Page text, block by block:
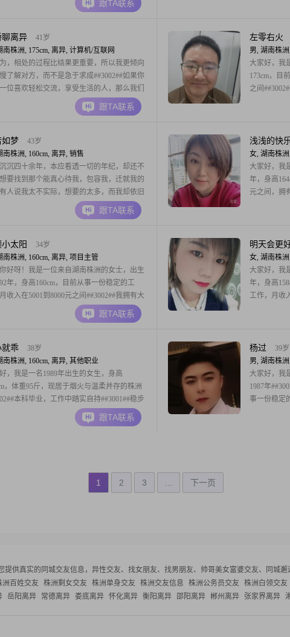
，给予他们支持和鼓励##3002##我开朗爱笑，
我独立
跟TA联系
性格外向
态度##3002#
聊离异
41岁
南株洲, 175cm, 离异, 计算机/互联网
，相处的过程比结果更重要，所以我更倾向
了解对方，而不是急于求成##3002##如果你
位喜欢轻松交流，享受生活的人，那么我们
会有很多共同话题##3002##希望在这里，我能
那个能和我一起分享生活点滴，共同进步的人
跟TA联系
左零右火
男, 湖南株
大家好，我
173cm，目
之间
稳重可靠
生活中，
好，比如看
如梦
43岁
南株洲, 160cm, 离异, 销售
沉四十余年，本应看透一切的年纪，却还不
要找到那个能真心待我，包容我，迁就我的
人说我太不实际，想要的太多，而我却依旧
，希望余生能遇到这么个人……
跟TA联系
浅浅的快
女, 湖南株
大家好，我
年，身高
元之间，拥
贴，独立
生活，真
系的重要基
太阳
34岁
南株洲, 160cm, 离异, 项目主管
好呀！我是一位来自湖南株洲的女士，出生
年，身高160cm，目前从事一份稳定的工
收入在5001到8000元之间##3002##我拥有大
历，在这个快节奏的时代，我更注重的是生活
量和与人的相处之道##3002##我性格随和，容
温柔体贴
跟TA联系
明天会更
女, 湖南株
大家好，我
年，身高
工作，月收
的学历是
在工作中
待
就乖
38岁
南株洲, 160cm, 离异, 其他职业
，我是一名1989年出生的女生，身高
，体重95斤，现居于烟火与温柔并存的株洲
本科毕业，工作中踏实自持##3001##稳步
，月收入稳定在1.2w-2w之间，经济独立，精
有底气##3002##性情温和细腻，待人真诚体
跟TA联系
杨过
39岁
男, 湖南株
大家好，我
1987年
事一份稳定
##3002##
方面，我
1 2 3 下一页
提供真实的同城交友信息，异性交友、找女朋友、找男朋友、帅哥美女富婆交友、同城邂
洲百姓交友 株洲剩女交友 株洲单身交友 株洲交友信息 株洲公务员交友 株洲白领交友
岳阳离异 常德离异 娄底离异 怀化离异 衡阳离异 邵阳离异 郴州离异 张家界离异